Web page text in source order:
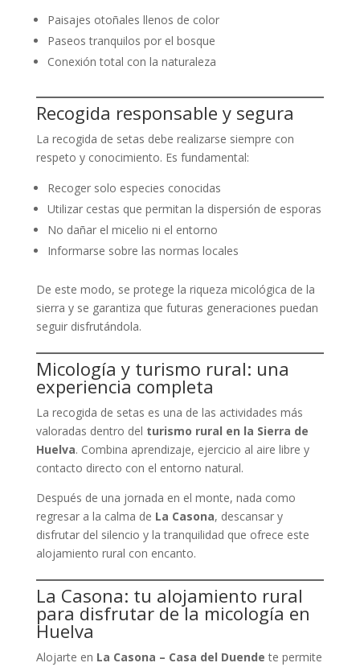
Paisajes otoñales llenos de color
Paseos tranquilos por el bosque
Conexión total con la naturaleza
Recogida responsable y segura
La recogida de setas debe realizarse siempre con
respeto y conocimiento. Es fundamental:
Recoger solo especies conocidas
Utilizar cestas que permitan la dispersión de esporas
No dañar el micelio ni el entorno
Informarse sobre las normas locales
De este modo, se protege la riqueza micológica de la
sierra y se garantiza que futuras generaciones puedan
seguir disfrutándola.
Micología y turismo rural: una
experiencia completa
La recogida de setas es una de las actividades más
valoradas dentro del turismo rural en la Sierra de
Huelva. Combina aprendizaje, ejercicio al aire libre y
contacto directo con el entorno natural.
Después de una jornada en el monte, nada como
regresar a la calma de La Casona, descansar y
disfrutar del silencio y la tranquilidad que ofrece este
alojamiento rural con encanto.
La Casona: tu alojamiento rural
para disfrutar de la micología en
Huelva
Alojarte en La Casona – Casa del Duende te permite